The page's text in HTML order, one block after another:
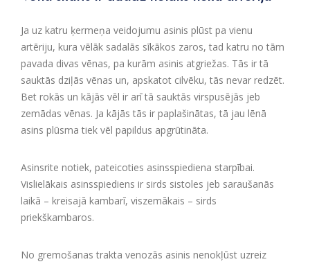
Ja uz katru ķermeņa veidojumu asinis plūst pa vienu
artēriju, kura vēlāk sadalās sīkākos zaros, tad katru no tām
pavada divas vēnas, pa kurām asinis atgriežas. Tās ir tā
sauktās dziļās vēnas un, apskatot cilvēku, tās nevar redzēt.
Bet rokās un kājās vēl ir arī tā sauktās virspusējās jeb
zemādas vēnas. Ja kājās tās ir paplašinātas, tā jau lēnā
asins plūsma tiek vēl papildus apgrūtināta.
Asinsrite notiek, pateicoties asinsspiediena starpībai.
Vislielākais asinsspiediens ir sirds sistoles jeb saraušanās
laikā – kreisajā kambarī, viszemākais – sirds
priekškambaros.
No gremošanas trakta venozās asinis nenokļūst uzreiz